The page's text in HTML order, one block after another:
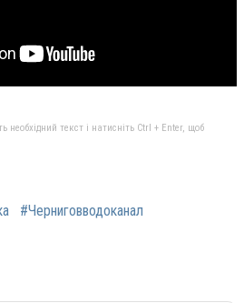
текст і натисніть Ctrl + Enter, щоб
#Черниговводоканал